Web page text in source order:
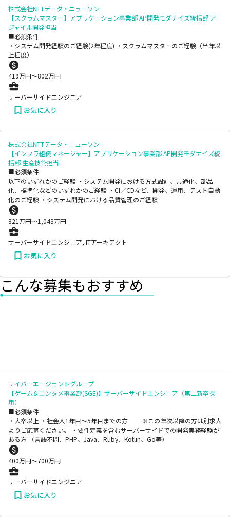
株式会社NTTデータ・ニューソン
【スクラムマスター】アプリケーション事業部 AP開発モダナイズ統括部 ア
ジャイル開発担当
■必須条件
・システム開発経験のご経験(2年程度) ・スクラムマスターのご経験（半年以
上程度）
419万円〜802万円
サーバーサイドエンジニア
お気に入り
株式会社NTTデータ・ニューソン
【インフラ組織マネージャー】アプリケーション事業部 AP開発モダナイズ統
括部 生産技術担当
■必須条件
以下のいずれかのご経験 ・システム開発における方式設計、共通化、部品
化、標準化などのいずれかのご経験 ・CI／CDなど、開発、運用、テスト自動
化のご経験 ・システム開発における品質管理のご経験
821万円〜1,043万円
サーバーサイドエンジニア, ITアーキテクト
お気に入り
こんな募集もおすすめ
サイバーエージェントグループ
【ゲーム＆エンタメ事業部(SGE)】サーバーサイドエンジニア（第二新卒採
用）
■必須条件
・大卒以上 ・社会人1年目～5年目までの方 ※この年次以降の方は別求人
よりご応募ください。 ・要件定義を含むサーバーサイドでの開発実務経験が
ある方 （言語不問、PHP、Java、Ruby、Kotlin、Go等）
400万円〜700万円
サーバーサイドエンジニア
お気に入り